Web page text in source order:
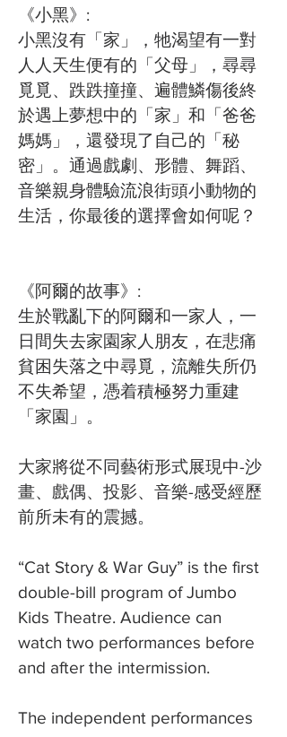
《小黑》:
小黑沒有「家」，牠渴望有一對
人人天生便有的「父母」，尋尋
覓覓、跌跌撞撞、遍體鱗傷後終
於遇上夢想中的「家」和「爸爸
媽媽」，還發現了自己的「秘
密」。通過戲劇、形體、舞蹈、
音樂親身體驗流浪街頭小動物的
生活，你最後的選擇會如何呢？
《阿爾的故事》:
生於戰亂下的阿爾和一家人，一
日間失去家園家人朋友，在悲痛
貧困失落之中尋覓，流離失所仍
不失希望，憑着積極努力重建
「家園」。
大家將從不同藝術形式展現中-沙
畫、戲偶、投影、音樂-感受經歷
前所未有的震撼。
​“Cat Story & War Guy” is the first
double-bill program of Jumbo
Kids Theatre. Audience can
watch two performances before
and after the intermission.
The independent performances